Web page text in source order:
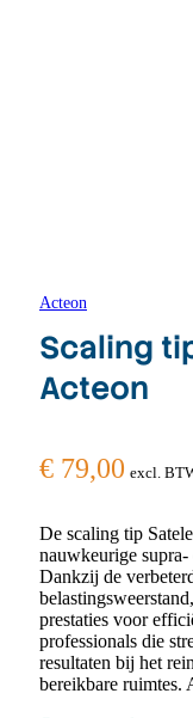
Acteon
Scaling
Acteon
€ 79,00 excl.
De scaling tip
nauwkeurige
Dankzij de
prestaties voor
professionals die
resultaten bij het
bereikbare ruimtes.